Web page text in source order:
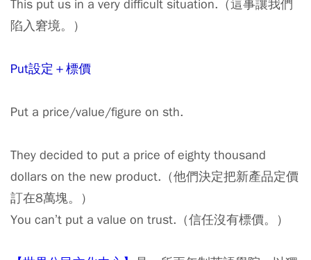
This put us in a very difficult situation.（這事讓我們
陷入窘境。）
Put設定＋標價
Put a price/value/figure on sth.
They decided to put a price of eighty thousand
dollars on the new product.（他們決定把新產品定價
訂在8萬塊。）
You can’t put a value on trust.（信任沒有標價。）